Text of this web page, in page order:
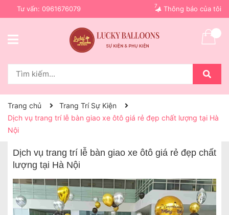
Tư vấn: 0961676079 Thông báo của tôi
7
Trang chủ
Trang Trí Sự Kiện
Dịch vụ trang trí lễ bàn giao xe ôtô giá rẻ đẹp chất lượng tại Hà
Nội
Dịch vụ trang trí lễ bàn giao xe ôtô giá rẻ đẹp chất
lượng tại Hà Nội